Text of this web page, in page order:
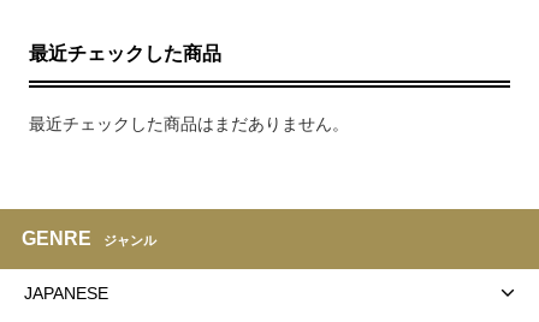
最近チェックした商品
最近チェックした商品はまだありません。
GENRE ジャンル
JAPANESE